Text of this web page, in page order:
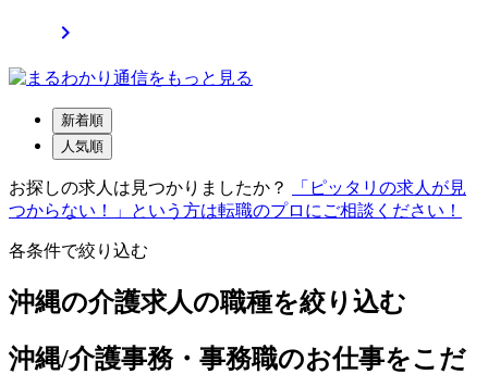

新着順
人気順
お探しの求人は見つかりましたか？
「ピッタリの求人が見
つからない！」という方は転職のプロにご相談ください！
各条件で絞り込む
沖縄の介護求人の職種を絞り込む
沖縄/介護事務・事務職のお仕事をこだ